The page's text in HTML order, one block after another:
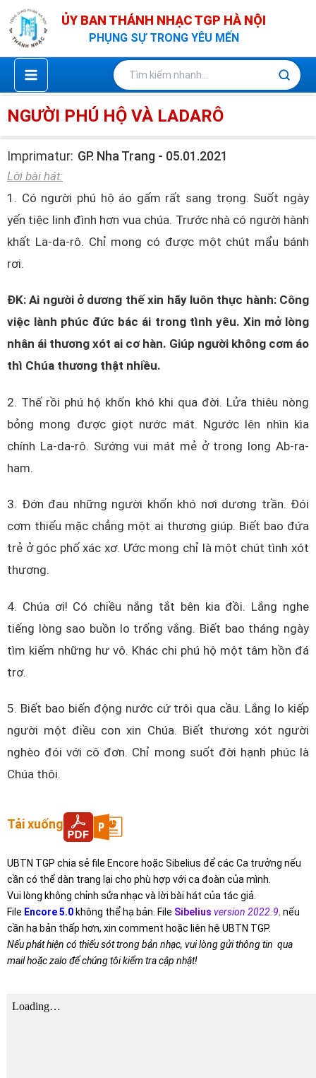
Nhảy
tới
nội
dung
ỦY BAN THÁNH NHẠC TGP HÀ NỘI
PHỤNG SỰ TRONG YÊU MẾN
NGƯỜI PHÚ HỘ VÀ LADARÔ
Imprimatur: GP. Nha Trang - 05.01.2021
Lời bài hát:
1. Có người phú hộ áo gấm rất sang trọng. Suốt ngày
yến tiệc linh đình hơn vua chúa. Trước nhà có người hành
khất La-da-rô. Chỉ mong có được một chút mẩu bánh
rơi.
ĐK: Ai người ở dương thế xin hãy luôn thực hành: Công
việc lành phúc đức bác ái trong tình yêu. Xin mở lòng
nhân ái thương xót ai cơ hàn. Giúp người không cơm áo
thì Chúa thương thật nhiều.
2. Thế rồi phú hộ khốn khó khi qua đời. Lửa thiêu nòng
bỏng mong được giọt nước mát. Ngước lên nhìn kìa
chính La-da-rô. Sướng vui mát mẻ ở trong long Ab-ra-
ham.
3. Đớn đau những người khốn khó nơi dương trần. Đói
cơm thiếu mặc chẳng một ai thương giúp. Biết bao đứa
trẻ ở góc phố xác xơ. Ước mong chỉ là một chút tình xót
thương.
4. Chúa ơi! Có chiều nắng tắt bên kia đồi. Lắng nghe
tiếng lòng sao buồn lo trống vắng. Biết bao tháng ngày
tìm kiếm những hư vô. Khác chi phú hộ một tâm hồn đá
trơ.
5. Biết bao biến động nước cứ trôi qua cầu. Lắng lo kiếp
người một điều con xin Chúa. Biết thương xót người
nghèo đói với cô đơn. Chỉ mong suốt đời hạnh phúc là
Chúa thôi.
Tải xuống
UBTN TGP chia sẻ file Encore hoặc Sibelius để các Ca trưởng nếu
cần có thể dàn trang lại cho phù hợp với ca đoàn của mình.
Vui lòng không chỉnh sửa nhạc và lời bài hát của tác giả.
File Encore 5.0 không thể hạ bản. File Sibelius version 2022.9, nếu
cần hạ bản thấp hơn, xin comment hoặc liên hệ UBTN TGP.
Nếu phát hiện có thiếu sót trong bản nhạc, vui lòng gửi thông tin qua
mail hoặc zalo để chúng tôi kiểm tra cập nhật!